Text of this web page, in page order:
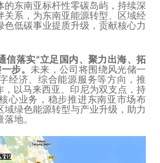
的东南亚标杆性零碳岛屿，持续深
关系，为东南亚能源转型、区域经
色低碳事业提质升级，贡献核心力
信落实“立足国内、聚力出海、拓
步。 未来，公司将围绕风光储一
经济、综合能源服务等方向，推
，以马来西亚、印尼为双支点，持
心业务，稳步推进东南亚市场布
域绿色能源转型与产业升级，助力
地。